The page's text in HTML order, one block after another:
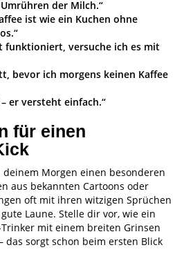
der Milch.“
ist wie ein Kuchen ohne
funktioniert, versuche ich es mit
bevor ich morgens keinen Kaffee
er versteht einfach.“
für einen
Morgen einen besonderen
aus bekannten Cartoons oder
oft mit ihren witzigen Sprüchen
Laune. Stelle dir vor, wie ein
mit einem breiten Grinsen
das sorgt schon beim ersten Blick